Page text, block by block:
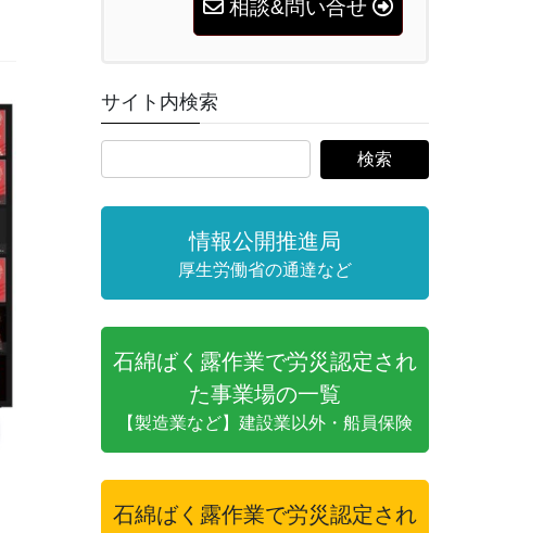
相談&問い合せ
サイト内検索
情報公開推進局
厚生労働省の通達など
石綿ばく露作業で労災認定され
た事業場の一覧
【製造業など】建設業以外・船員保険
石綿ばく露作業で労災認定され